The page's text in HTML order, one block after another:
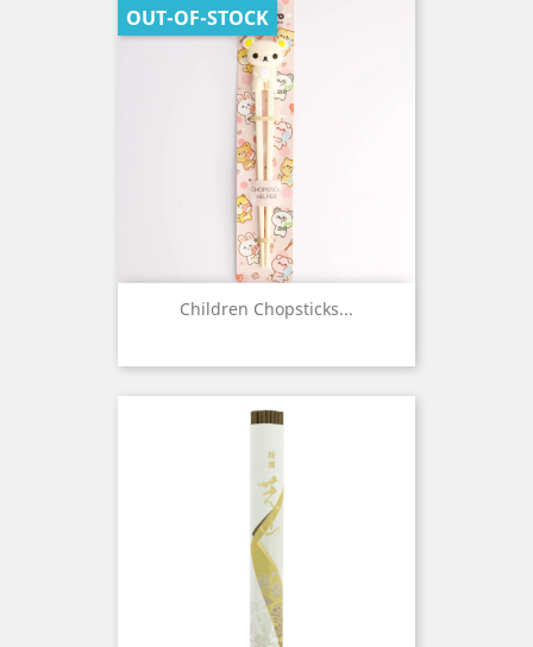
Children Chopsticks...
OUT-OF-STOCK